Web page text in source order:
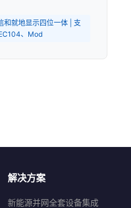
和就地显示四位一体 | 支
、Mod
解决方案
新能源并网全套设备集成